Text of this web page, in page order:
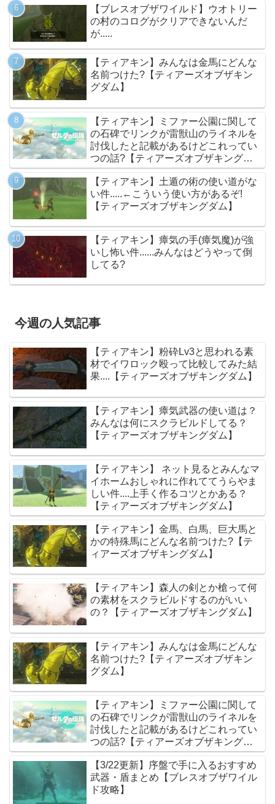
【ブレスオブザワイルド】ウオトリー
の村のコログがクリアできないんだ
が.....
【ティアキン】みんなは金馬にどんな
名前つけた?【ティアーズオブザキン
グダム】
【ティアキン】ミファー公園に関して
の石碑でリンクが雷獣山のライネルを
討伐したと記載があるけどこれってい
つの話?【ティアーズオブザキングダ
ム】
【ティアキン】土遁の術の使い道がな
い件.....←こういう使い方があるぞ!
【ティアーズオブザキングダム】
【ティアキン】瘴気の手(瘴気魔)が強
いし怖い件......みんなはどうやって倒
してる?
今週の人気記事
【ティアキン】粉砕Lv3と思われる素
材でイワロック殴って比較してみた結
果....【ティアーズオブザキングダム】
【ティアキン】瘴気武器の使い道は？
みんなは何にスクラビルドしてる？
【ティアーズオブザキングダム】
【ティアキン】 ネット見るとみんなマ
イホームおしゃれに作れててうらやま
しい件....上手く作るコツとかある？
【ティアーズオブザキングダム】
【ティアキン】金馬、白馬、巨大馬と
かの特殊馬にどんな名前つけた?【テ
ィアーズオブザキングダム】
【ティアキン】森人の剣とか槍って何
の素材をスクラビルドするのがいい
の？【ティアーズオブザキングダム】
【ティアキン】みんなは金馬にどんな
名前つけた?【ティアーズオブザキン
グダム】
【ティアキン】ミファー公園に関して
の石碑でリンクが雷獣山のライネルを
討伐したと記載があるけどこれってい
つの話?【ティアーズオブザキングダ
ム】
【3/22更新】序盤で手に入るおすすめ
武器・盾まとめ【ブレスオブザワイル
ド攻略】